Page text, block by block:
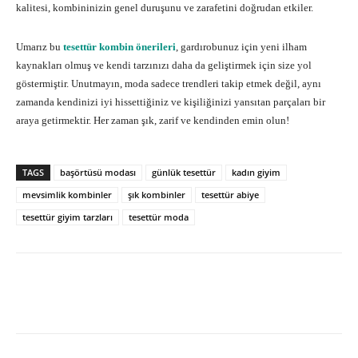
kalitesi, kombininizin genel duruşunu ve zarafetini doğrudan etkiler.
Umarız bu tesettür kombin önerileri , gardırobunuz için yeni ilham
kaynakları olmuş ve kendi tarzınızı daha da geliştirmek için size yol
göstermiştir. Unutmayın, moda sadece trendleri takip etmek değil, aynı
zamanda kendinizi iyi hissettiğiniz ve kişiliğinizi yansıtan parçaları bir
araya getirmektir. Her zaman şık, zarif ve kendinden emin olun!
TAGS başörtüsü modası günlük tesettür
kadın giyim
mevsimlik kombinler
şık kombinler
tesettür abiye
tesettür giyim tarzları
tesettür moda